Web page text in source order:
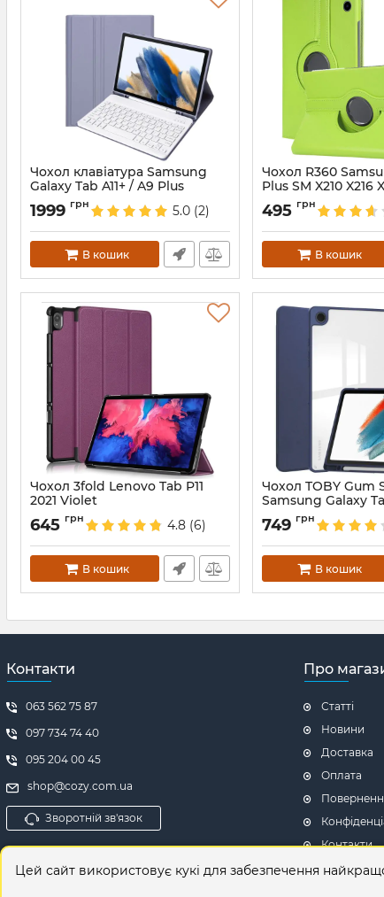
Чохол клавіатура Samsung
Galaxy Tab A11+ / A9 Plus
Bluetooth Keyboard with TP
Violet
Артикул:hl-13846
1999 грн 5.0 (2)
В кошик
Чохол R360
Plus SM X210 X216
Артикул:72267
495 грн
В кошик
Чохол 3fold Lenovo Tab P11
2021 Violet
Артикул:5175
645 грн 4.8 (6)
В кошик
Чохол TOBY Gum
Samsung Galaxy
SM X210 X215 X216
Артикул: 687713
749 грн
В кошик
Контакти
063 562 75 87
097 734 74 40
095 204 00 45
shop@cozy.com.ua
Зворотній зв'язок
Про
Статті
Новини
Доставка
Оплата
Контакти
Відгуки
Цей сайт використовує кукі для забезпечення